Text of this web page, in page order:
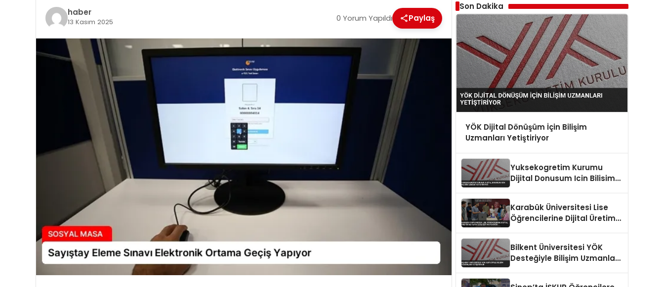
haber
13 Kasım 2025 0 Yorum Yapıldı Paylaş
Son Dakika
YÖK Dijital Dönüşüm İçin Bilişim
Uzmanları Yetiştiriyor
Yuksekogretim Kurumu
Dijital Donusum Icin Bilisim
Karabük Üniversitesi Lise
Öğrencilerine Dijital Üretim
Bilkent Üniversitesi YÖK
Desteğiyle Bilişim Uzmanları